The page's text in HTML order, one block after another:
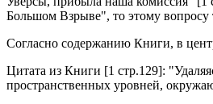
Большом Взрыве", то этому вопросу
Согласно содержанию Книги, в
Цитата из Книги [1 стр.129]:
пространственных уровней,